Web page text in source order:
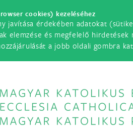
cookies) kezeléséhez
javítása érdekében adatokat
elemzése és megfelelő hirdetések
a jobb oldali gombra